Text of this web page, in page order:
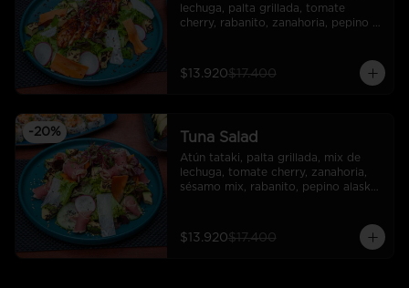
lechuga, palta grillada, tomate
cherry, rabanito, zanahoria, pepino
$13.920$17.400
-20% Tuna Salad
Atún tataki, palta grillada, mix de
lechuga, tomate cherry, zanahoria,
sésamo mix, rabanito, pepino alaska,
$13.920$17.400